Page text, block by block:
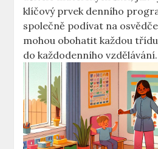
klíčový prvek denního
společně podívat na
mohou obohatit každou
do každodenního vzdělávání.